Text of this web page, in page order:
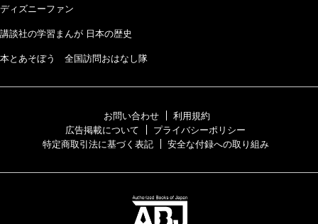
ディズニーファン
講談社の学習まんが 日本の歴史
本とあそぼう 全国訪問おはなし隊
お問い合わせ
利用規約
広告掲載について
プライバシーポリシー
特定商取引法に基づく表記
安全な付録への取り組み